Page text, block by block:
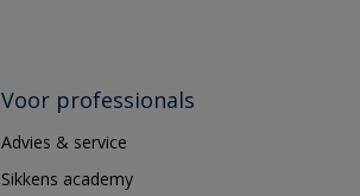
Voor professionals
Advies & service
Sikkens academy